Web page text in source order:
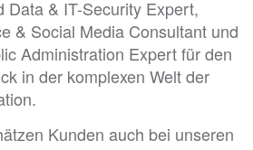
Data & IT-Security Expert,
& Social Media Consultant und
Administration Expert für den
in der komplexen Welt der
Kunden auch bei unseren